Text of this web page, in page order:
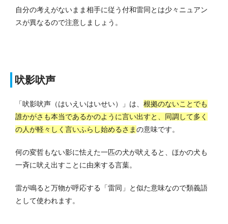
自分の考えがないまま相手に従う付和雷同とは少々ニュアン
スが異なるので注意しましょう。
吠影吠声
「吠影吠声（はいえいはいせい）」は、 根拠のないことでも
誰かがさも本当であるかのように言い出すと、同調して多く
の人が軽々しく言いふらし始めるさまの意味です。
何の変哲もない影に怯えた一匹の犬が吠えると、ほかの犬も
一斉に吠え出すことに由来する言葉。
雷が鳴ると万物が呼応する「雷同」と似た意味なので類義語
として使われます。